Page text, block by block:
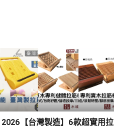
2026【台灣製造】6款超實用拉